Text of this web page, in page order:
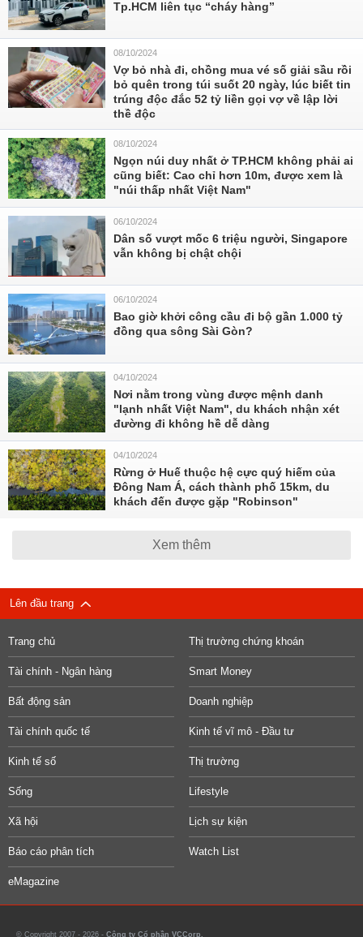
Tp.HCM liên tục “cháy hàng”
08/10/2024
Vợ bỏ nhà đi, chồng mua vé số giải sầu rồi
bỏ quên trong túi suốt 20 ngày, lúc biết tin
trúng độc đắc 52 tỷ liền gọi vợ về lập lời
thề độc
08/10/2024
Ngọn núi duy nhất ở TP.HCM không phải ai
cũng biết: Cao chỉ hơn 10m, được xem là
"núi thấp nhất Việt Nam"
06/10/2024
Dân số vượt mốc 6 triệu người, Singapore
vẫn không bị chật chội
06/10/2024
Bao giờ khởi công cầu đi bộ gần 1.000 tỷ
đồng qua sông Sài Gòn?
04/10/2024
Nơi nằm trong vùng được mệnh danh
"lạnh nhất Việt Nam", du khách nhận xét
đường đi không hề dễ dàng
04/10/2024
Rừng ở Huế thuộc hệ cực quý hiếm của
Đông Nam Á, cách thành phố 15km, du
khách đến được gặp "Robinson"
Xem thêm
Lên đầu trang
Trang chủ Thị trường chứng khoán
Tài chính - Ngân hàng Smart Money
Bất động sản Doanh nghiệp
Tài chính quốc tế Kinh tế vĩ mô - Đầu tư
Kinh tế số Thị trường
Sống Lifestyle
Xã hội Lịch sự kiện
Báo cáo phân tích Watch List
eMagazine
© Copyright 2007 - 2026 - Công ty Cổ phần VCCorp.